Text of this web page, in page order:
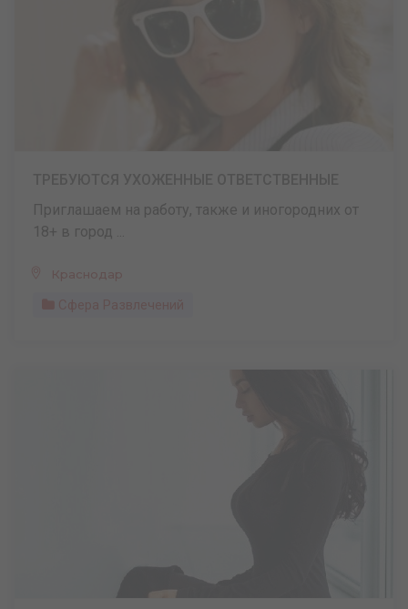
Приглашаем на работу, также и иногородних от
18+ в город ...
Краснодар
Сфера Развлечений